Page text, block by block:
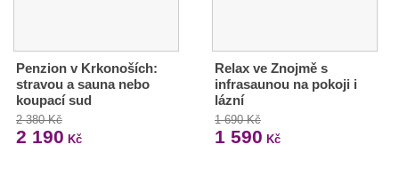
Penzion v Krkonoších:
stravou a sauna nebo
koupací sud
2 380 Kč
2 190 Kč
Relax ve Znojmě s
infrasaunou na pokoji i
lázní
1 690 Kč
1 590 Kč